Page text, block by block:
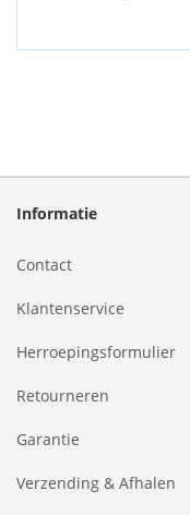
Informatie
Contact
Klantenservice
Herroepingsformulier
Retourneren
Garantie
Verzending & Afhalen